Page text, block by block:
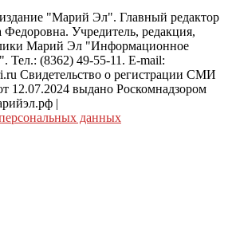
"Марий Эл". Главный редактор
Учредитель, редакция,
Марий Эл "Информационное
Тел.: (8362) 49-55-11. E-mail:
Свидетельство о регистрации СМИ
выдано Роскомнадзором
|
данных